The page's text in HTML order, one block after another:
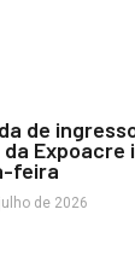
de
da Expoacre
feira
de 2026